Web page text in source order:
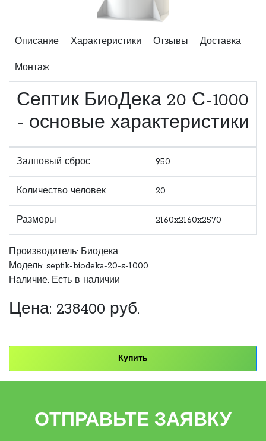
Описание Характеристики Отзывы Доставка
Монтаж
Септик БиоДека 20 С-1000
- основые характеристики
Залповый сброс 950
Количество человек 20
Размеры 2160x2160x2570
Производитель: Биодека
Модель: septik-biodeka-20-s-1000
Наличие: Есть в наличии
Цена: 238400 руб.
Купить
ОТПРАВЬТЕ ЗАЯВКУ